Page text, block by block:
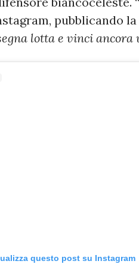
pubblicando
lotta e vinci ancora
questo post su Instagram